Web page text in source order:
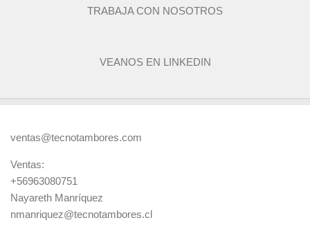
TRABAJA CON NOSOTROS
VEANOS EN LINKEDIN
ventas@tecnotambores.com
Ventas:
+56963080751
Nayareth Manríquez
nmanriquez@tecnotambores.cl